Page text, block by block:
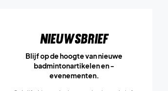
Nieuwsbrief
Blijf op de hoogte van nieuwe
badmintonartikelen en -
evenementen.